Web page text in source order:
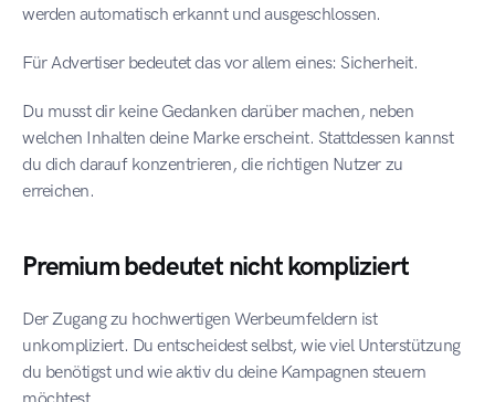
werden automatisch erkannt und ausgeschlossen.
Für Advertiser bedeutet das vor allem eines: Sicherheit.
Du musst dir keine Gedanken darüber machen, neben
welchen Inhalten deine Marke erscheint. Stattdessen kannst
du dich darauf konzentrieren, die richtigen Nutzer zu
erreichen.
Premium bedeutet nicht kompliziert
Der Zugang zu hochwertigen Werbeumfeldern ist
unkompliziert. Du entscheidest selbst, wie viel Unterstützung
du benötigst und wie aktiv du deine Kampagnen steuern